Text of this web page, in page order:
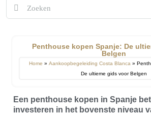
Penthouse kopen Spanje: De
Belgen
Home » Aankoopbegeleiding Costa Blanca »
De ultieme gids voor Belgen
Een penthouse kopen in Spanje
investeren in het bovenste niveau